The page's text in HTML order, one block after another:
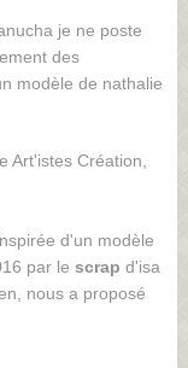
je ne poste
des
modèle de nathalie
d'un modèle
par le scrap d'isa
nous a proposé